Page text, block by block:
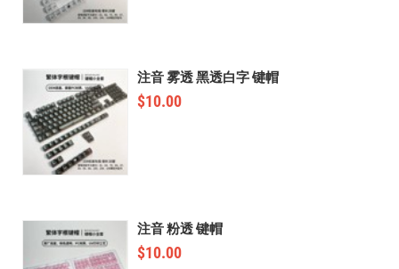
注音 雾透 黑透白字 键帽
$10.00
注音 粉透 键帽
$10.00